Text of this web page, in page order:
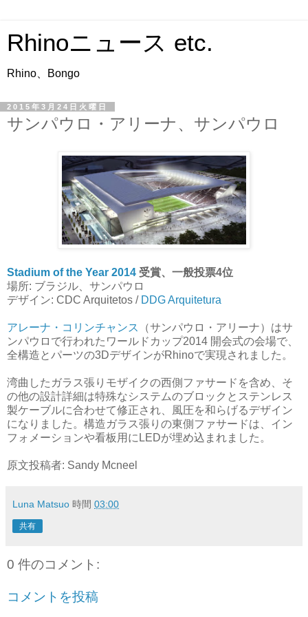
Rhinoニュース etc.
Rhino、Bongo
2015年3月24日火曜日
サンパウロ・アリーナ、サンパウロ
Stadium of the Year 2014 受賞、一般投票4位
場所: ブラジル、サンパウロ
デザイン: CDC Arquitetos / DDG Arquitetura
アレーナ・コリンチャンス
（サンパウロ・アリーナ）はサ
ンパウロで行われたワールドカップ2014 開会式の会場で、
全構造とパーツの3DデザインがRhinoで実現されました。
湾曲したガラス張りモザイクの西側ファサードを含め、そ
の他の設計詳細は特殊なシステムのブロックとステンレス
製ケーブルに合わせて修正され、風圧を和らげるデザイン
になりました。構造ガラス張りの東側ファサードは、イン
フォメーションや看板用にLEDが埋め込まれました。
原文投稿者: Sandy Mcneel
Luna Matsuo 時間 03:00
共有
0 件のコメント:
コメントを投稿